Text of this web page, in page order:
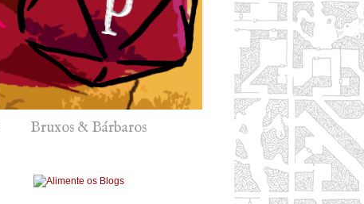
Bruxos & Bárbaros